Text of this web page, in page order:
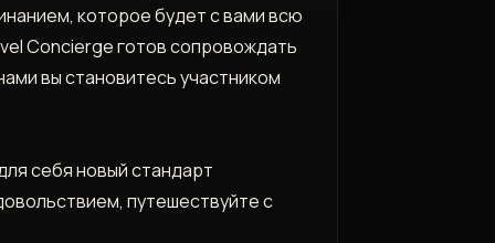
которое будет с вами всю
Concierge готов сопровождать
вы становитесь участником
себя новый стандарт
путешествуйте с